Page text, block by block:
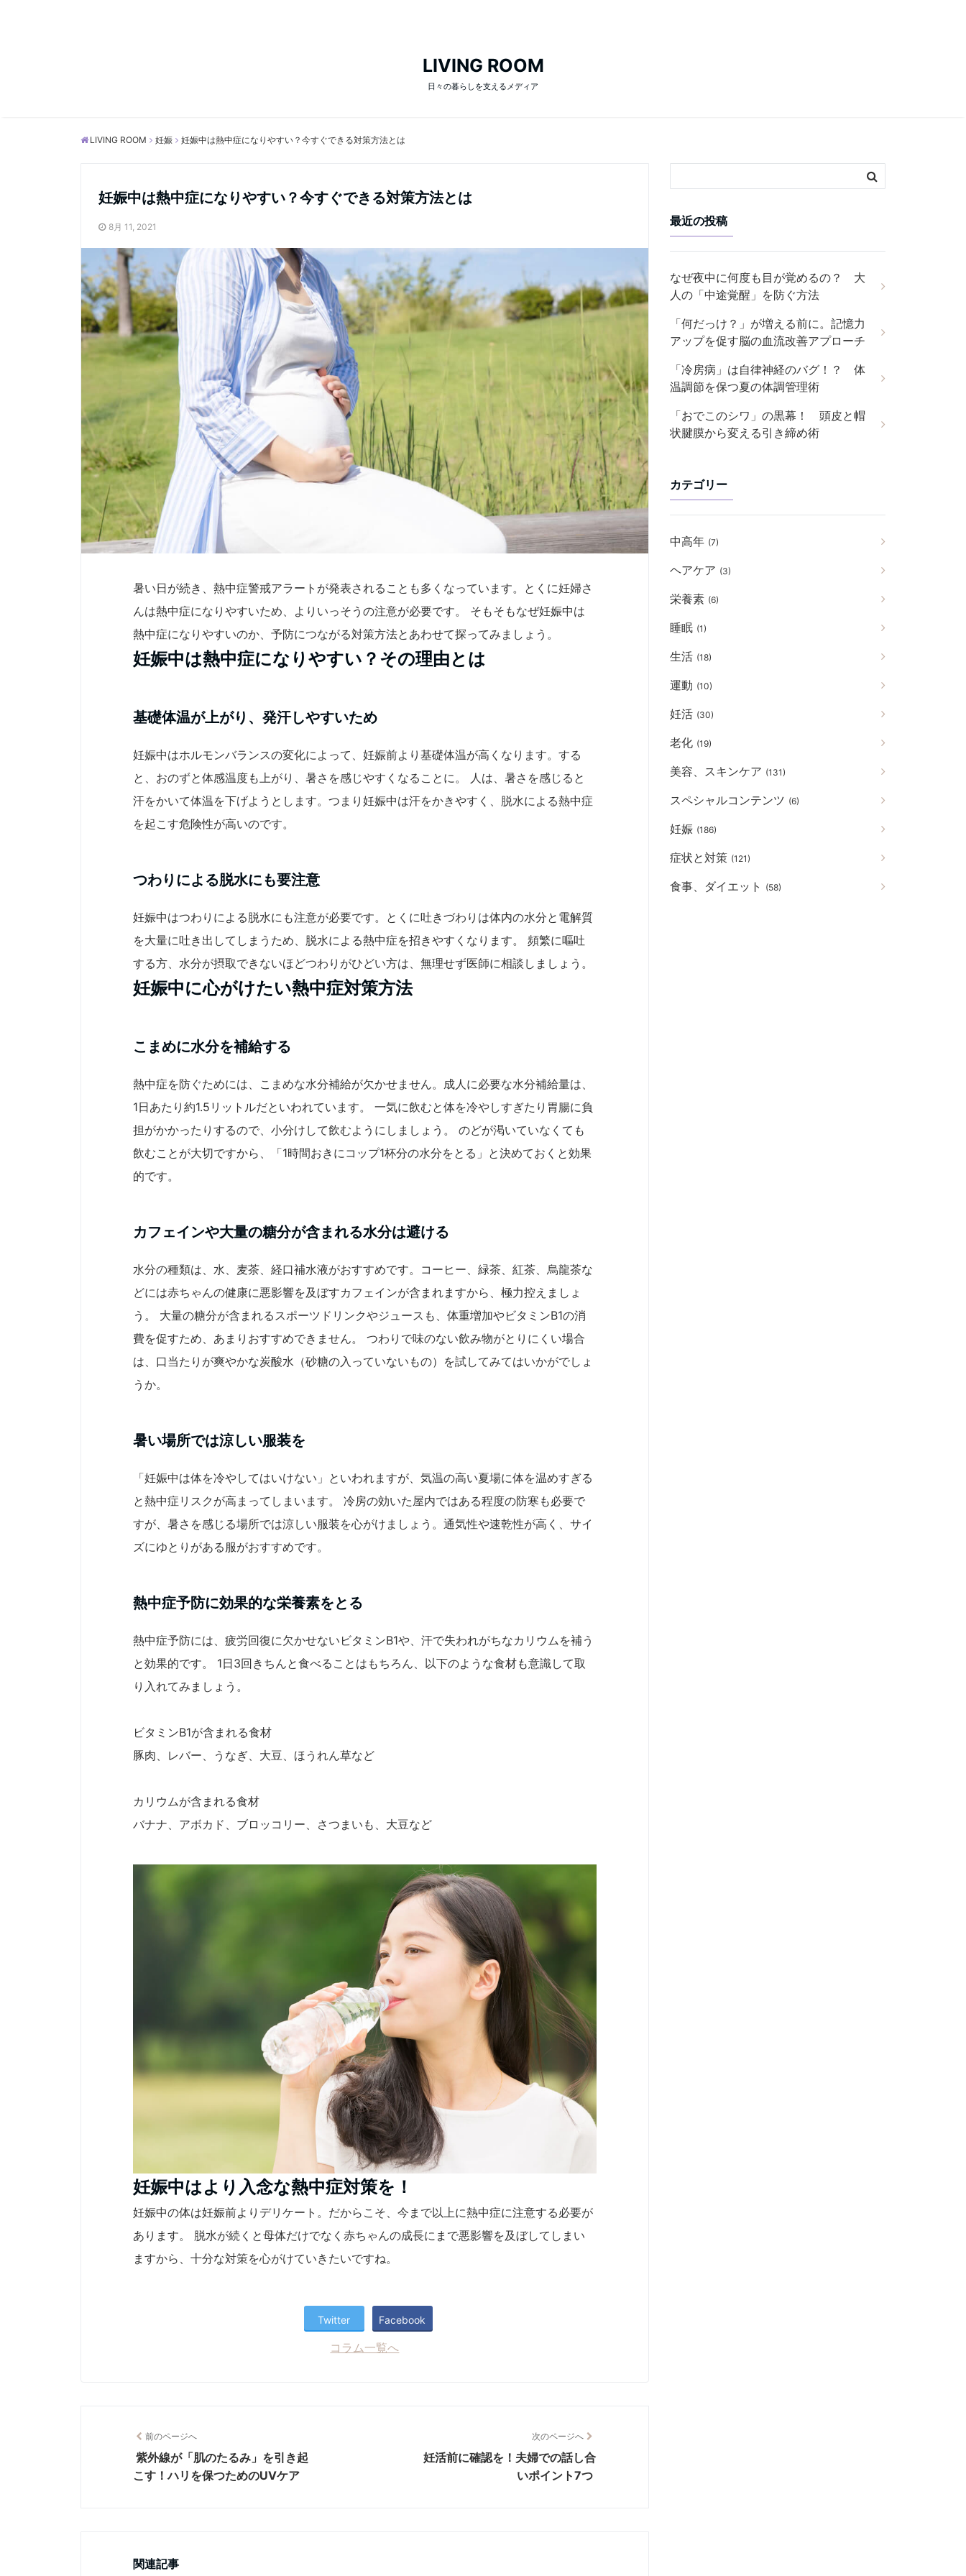
LIVING ROOM
日々の暮らしを支えるメディア
LIVING ROOM 妊娠 妊娠中は熱中症になりやすい？今すぐできる対策方法とは
妊娠中は熱中症になりやすい？今すぐできる対策方法とは
8月 11, 2021
暑い日が続き、熱中症警戒アラートが発表されることも多くなっています。とくに妊婦さ
んは熱中症になりやすいため、よりいっそうの注意が必要です。 そもそもなぜ妊娠中は
熱中症になりやすいのか、予防につながる対策方法とあわせて探ってみましょう。
妊娠中は熱中症になりやすい？その理由とは
基礎体温が上がり、発汗しやすいため
妊娠中はホルモンバランスの変化によって、妊娠前より基礎体温が高くなります。する
と、おのずと体感温度も上がり、暑さを感じやすくなることに。 人は、暑さを感じると
汗をかいて体温を下げようとします。つまり妊娠中は汗をかきやすく、脱水による熱中症
を起こす危険性が高いのです。
つわりによる脱水にも要注意
妊娠中はつわりによる脱水にも注意が必要です。とくに吐きづわりは体内の水分と電解質
を大量に吐き出してしまうため、脱水による熱中症を招きやすくなります。 頻繁に嘔吐
する方、水分が摂取できないほどつわりがひどい方は、無理せず医師に相談しましょう。
妊娠中に心がけたい熱中症対策方法
こまめに水分を補給する
熱中症を防ぐためには、こまめな水分補給が欠かせません。成人に必要な水分補給量は、
1日あたり約1.5リットルだといわれています。 一気に飲むと体を冷やしすぎたり胃腸に負
担がかかったりするので、小分けして飲むようにしましょう。 のどが渇いていなくても
飲むことが大切ですから、「1時間おきにコップ1杯分の水分をとる」と決めておくと効果
的です。
カフェインや大量の糖分が含まれる水分は避ける
水分の種類は、水、麦茶、経口補水液がおすすめです。コーヒー、緑茶、紅茶、烏龍茶な
どには赤ちゃんの健康に悪影響を及ぼすカフェインが含まれますから、極力控えましょ
う。 大量の糖分が含まれるスポーツドリンクやジュースも、体重増加やビタミンB1の消
費を促すため、あまりおすすめできません。 つわりで味のない飲み物がとりにくい場合
は、口当たりが爽やかな炭酸水（砂糖の入っていないもの）を試してみてはいかがでしょ
うか。
暑い場所では涼しい服装を
「妊娠中は体を冷やしてはいけない」といわれますが、気温の高い夏場に体を温めすぎる
と熱中症リスクが高まってしまいます。 冷房の効いた屋内ではある程度の防寒も必要で
すが、暑さを感じる場所では涼しい服装を心がけましょう。通気性や速乾性が高く、サイ
ズにゆとりがある服がおすすめです。
熱中症予防に効果的な栄養素をとる
熱中症予防には、疲労回復に欠かせないビタミンB1や、汗で失われがちなカリウムを補う
と効果的です。 1日3回きちんと食べることはもちろん、以下のような食材も意識して取
り入れてみましょう。
ビタミンB1が含まれる食材
豚肉、レバー、うなぎ、大豆、ほうれん草など
カリウムが含まれる食材
バナナ、アボカド、ブロッコリー、さつまいも、大豆など
妊娠中はより入念な熱中症対策を！
妊娠中の体は妊娠前よりデリケート。だからこそ、今まで以上に熱中症に注意する必要が
あります。 脱水が続くと母体だけでなく赤ちゃんの成長にまで悪影響を及ぼしてしまい
ますから、十分な対策を心がけていきたいですね。
Twitter Facebook
コラム一覧へ
前のページへ
紫外線が「肌のたるみ」を引き起
こす！ハリを保つためのUVケア
次のページへ
妊活前に確認を！夫婦での話し合
いポイント7つ
関連記事
最近の投稿
なぜ夜中に何度も目が覚めるの？ 大
人の「中途覚醒」を防ぐ方法
「何だっけ？」が増える前に。記憶力
アップを促す脳の血流改善アプローチ
「冷房病」は自律神経のバグ！？ 体
温調節を保つ夏の体調管理術
「おでこのシワ」の黒幕！ 頭皮と帽
状腱膜から変える引き締め術
カテゴリー
中高年 (7)
ヘアケア (3)
栄養素 (6)
睡眠 (1)
生活 (18)
運動 (10)
妊活 (30)
老化 (19)
美容、スキンケア (131)
スペシャルコンテンツ (6)
妊娠 (186)
症状と対策 (121)
食事、ダイエット (58)